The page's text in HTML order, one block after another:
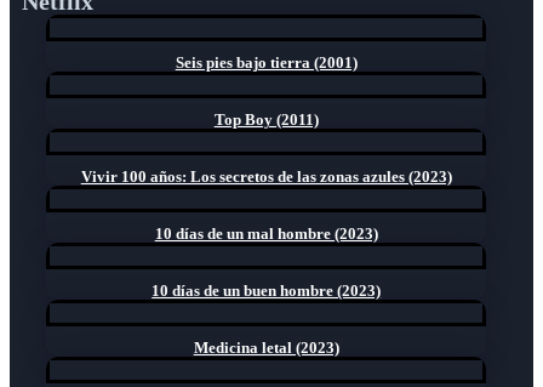
Seis pies bajo tierra (2001)
Top Boy (2011)
Vivir 100 años: Los secretos de las zonas azules (2023)
10 días de un mal hombre (2023)
10 días de un buen hombre (2023)
Medicina letal (2023)